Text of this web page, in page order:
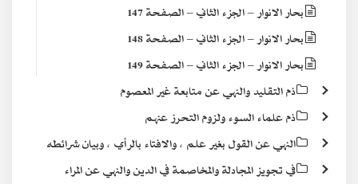
بحار الانوار – الجزء الثاني – الصفحة 147
بحار الانوار – الجزء الثاني – الصفحة 148
بحار الانوار – الجزء الثاني – الصفحة 149
ذم التقليد والنهي عن متابعة غير المعصوم
ذم علماء السوء ولزوم التحرز عنهم
النهي عن القول بغير علم ، والافتاء بالرأي ، وبيان شرائطه
في تجويز المجادلة والمخاصمة في الدين والنهي عن المراء